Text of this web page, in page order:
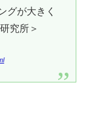
グが大きく
究所＞